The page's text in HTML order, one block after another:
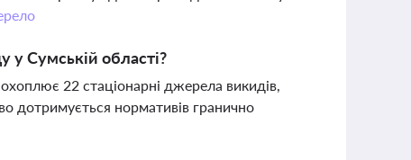
у Сумській області?
22 стаціонарні джерела викидів,
дотримується нормативів гранично